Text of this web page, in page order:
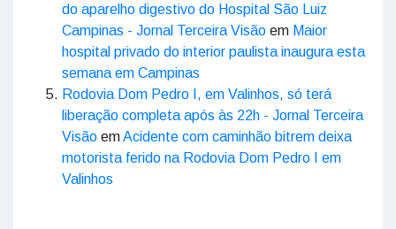
do aparelho digestivo do Hospital São Luiz
Campinas - Jornal Terceira Visão em Maior
hospital privado do interior paulista inaugura esta
semana em Campinas
Rodovia Dom Pedro I, em Valinhos, só terá
liberação completa após às 22h - Jornal Terceira
Visão emAcidente com caminhão bitrem deixa
motorista ferido na Rodovia Dom Pedro I em
Valinhos